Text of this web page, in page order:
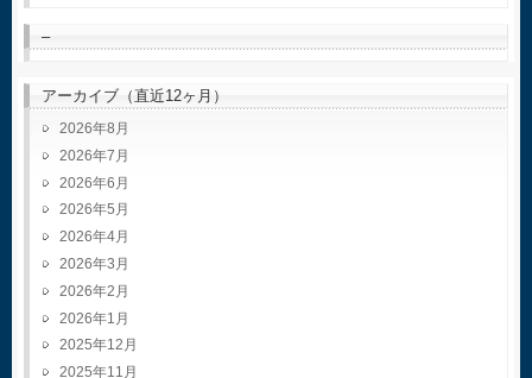
–
アーカイブ（直近12ヶ月）
2026年8月
2026年7月
2026年6月
2026年5月
2026年4月
2026年3月
2026年2月
2026年1月
2025年12月
2025年11月